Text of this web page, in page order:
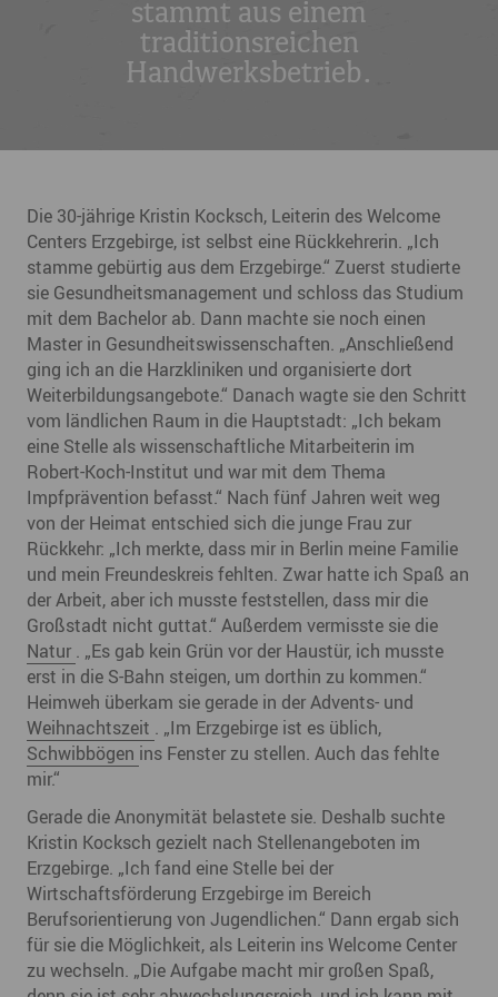
stammt aus einem
traditionsreichen
Handwerksbetrieb.
Die 30-jährige Kristin Kocksch, Leiterin des Welcome
Centers Erzgebirge, ist selbst eine Rückkehrerin. „Ich
stamme gebürtig aus dem Erzgebirge.“ Zuerst studierte
sie Gesundheitsmanagement und schloss das Studium
mit dem Bachelor ab. Dann machte sie noch einen
Master in Gesundheitswissenschaften. „Anschließend
ging ich an die Harzkliniken und organisierte dort
Weiterbildungsangebote.“ Danach wagte sie den Schritt
vom ländlichen Raum in die Hauptstadt: „Ich bekam
eine Stelle als wissenschaftliche Mitarbeiterin im
Robert-Koch-Institut und war mit dem Thema
Impfprävention befasst.“ Nach fünf Jahren weit weg
von der Heimat entschied sich die junge Frau zur
Rückkehr: „Ich merkte, dass mir in Berlin meine Familie
und mein Freundeskreis fehlten. Zwar hatte ich Spaß an
der Arbeit, aber ich musste feststellen, dass mir die
Großstadt nicht guttat.“ Außerdem vermisste sie die
Natur . „Es gab kein Grün vor der Haustür, ich musste
erst in die S-Bahn steigen, um dorthin zu kommen.“
Heimweh überkam sie gerade in der Advents- und
Weihnachtszeit . „Im Erzgebirge ist es üblich,
Schwibbögen ins Fenster zu stellen. Auch das fehlte
mir.“
Gerade die Anonymität belastete sie. Deshalb suchte
Kristin Kocksch gezielt nach Stellenangeboten im
Erzgebirge. „Ich fand eine Stelle bei der
Wirtschaftsförderung Erzgebirge im Bereich
Berufsorientierung von Jugendlichen.“ Dann ergab sich
für sie die Möglichkeit, als Leiterin ins Welcome Center
zu wechseln. „Die Aufgabe macht mir großen Spaß,